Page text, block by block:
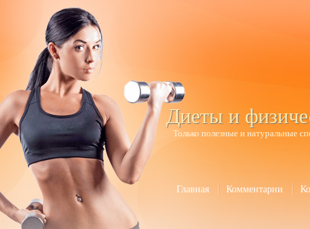
Диеты и
Только полезные и натуральные
Главная Комментарии